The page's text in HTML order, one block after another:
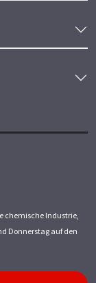
chemische Industrie,
Donnerstag auf den